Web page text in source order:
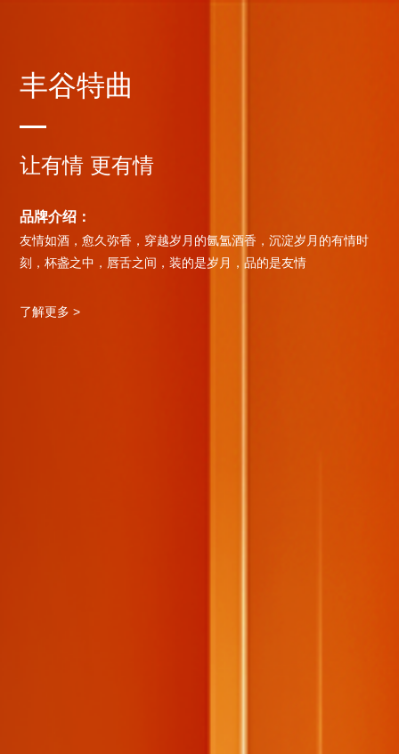
浅醉 从容有度
绍：
，经时光历练，成时代典范；低醉潇洒，书写品味乾坤；
度，雕琢动静之道
多 >
丰谷特曲
让有情 更有情
品牌介绍：
友情如酒，愈久弥香，穿越岁月的氤氲酒香，沉淀岁月的有情时
刻，杯盏之中，唇舌之间，装的是岁月，品的是友情
了解更多 >
真情时刻 浓淡相宜
品牌介绍：
遵从本心，颠覆传统社交体验。 活出自我，义无反顾，这就是我
的时代！ 以梦为马，以心为剑， 生而无畏，就要不凡！
了解更多 >